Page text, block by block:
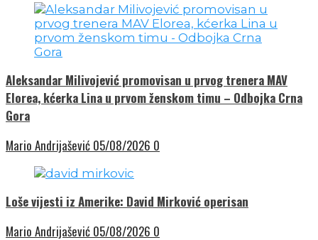
Aleksandar Milivojević promovisan u prvog trenera MAV
Elorea, kćerka Lina u prvom ženskom timu – Odbojka Crna
Gora
Mario Andrijašević 05/08/2026 0
Loše vijesti iz Amerike: David Mirković operisan
Mario Andrijašević 05/08/2026 0